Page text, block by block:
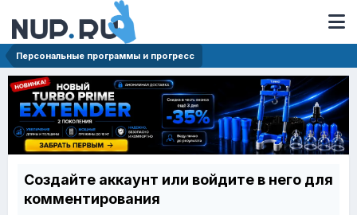
Персональные программы и прогресс
Создайте аккаунт или войдите в него для
комментирования